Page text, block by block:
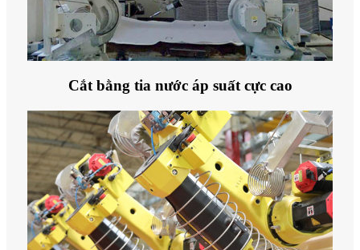
Cắt bằng tia nước áp suất cực cao